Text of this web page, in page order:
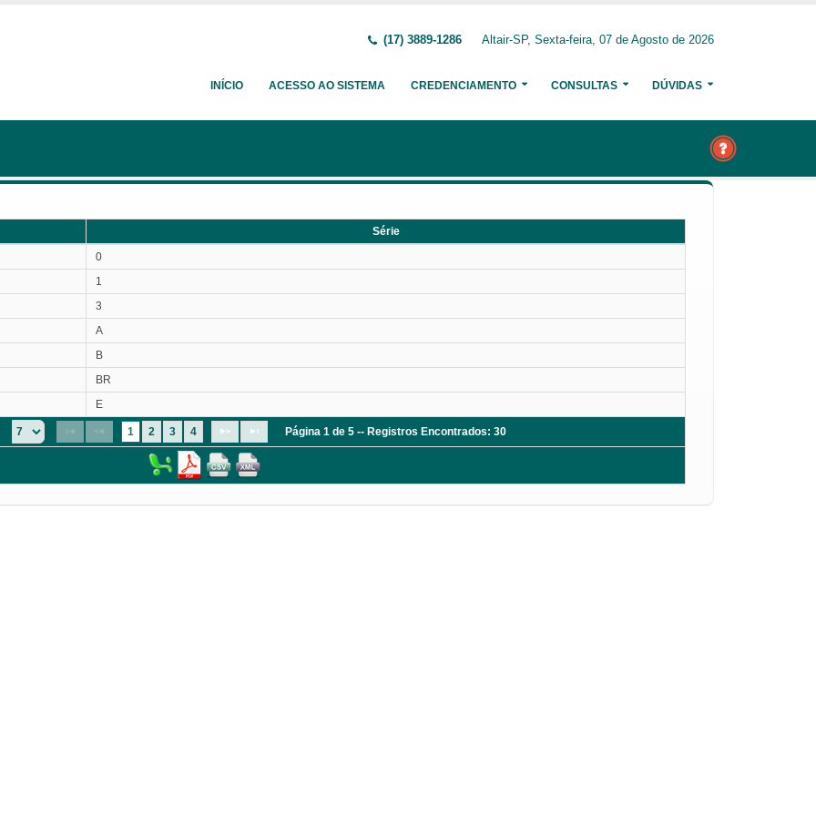
(17) 3889-1286 Altair-SP, Sexta-feira, 07 de Agosto de 2026
INÍCIO ACESSO AO SISTEMA CREDENCIAMENTO CONSULTAS DÚVIDAS
Série
0
1
3
A
B
BR
E
1 2 3 4 Página 1 de 5 -- Registros Encontrados: 30